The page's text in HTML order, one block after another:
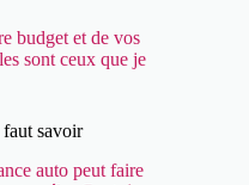
budget et de vos
sont ceux que je
faut savoir
auto peut faire